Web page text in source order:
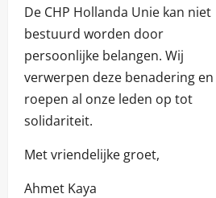
De CHP Hollanda Unie kan niet
bestuurd worden door
persoonlijke belangen. Wij
verwerpen deze benadering en
roepen al onze leden op tot
solidariteit.
Met vriendelijke groet,
Ahmet Kaya